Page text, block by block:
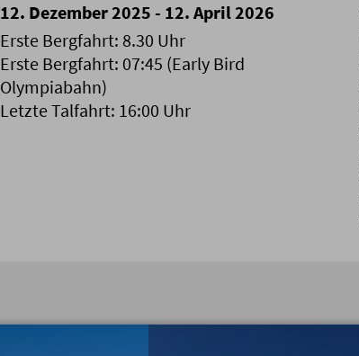
12. Dezember 2025 - 12. April 2026
Erste Bergfahrt: 8.30 Uhr
Erste Bergfahrt: 07:45 (Early Bird
Olympiabahn)
Letzte Talfahrt: 16:00 Uhr